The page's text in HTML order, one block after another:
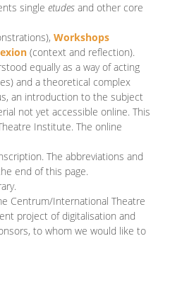
single etudes and other core
Workshops
(context and reflection).
equally as a way of acting
and a theoretical complex
an introduction to the subject
not yet accessible online. This
Institute. The online
The abbreviations and
end of this page.
Centrum/International Theatre
project of digitalisation and
to whom we would like to